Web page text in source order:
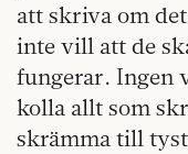
att skriva om
inte vill att de
fungerar. Ingen
kolla allt som
skrämma till